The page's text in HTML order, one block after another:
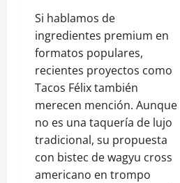
Si hablamos de
ingredientes premium en
formatos populares,
recientes proyectos como
Tacos Félix también
merecen mención. Aunque
no es una taquería de lujo
tradicional, su propuesta
con bistec de wagyu cross
americano en trompo